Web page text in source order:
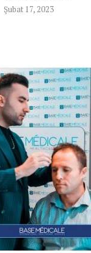
Şubat 17, 2023